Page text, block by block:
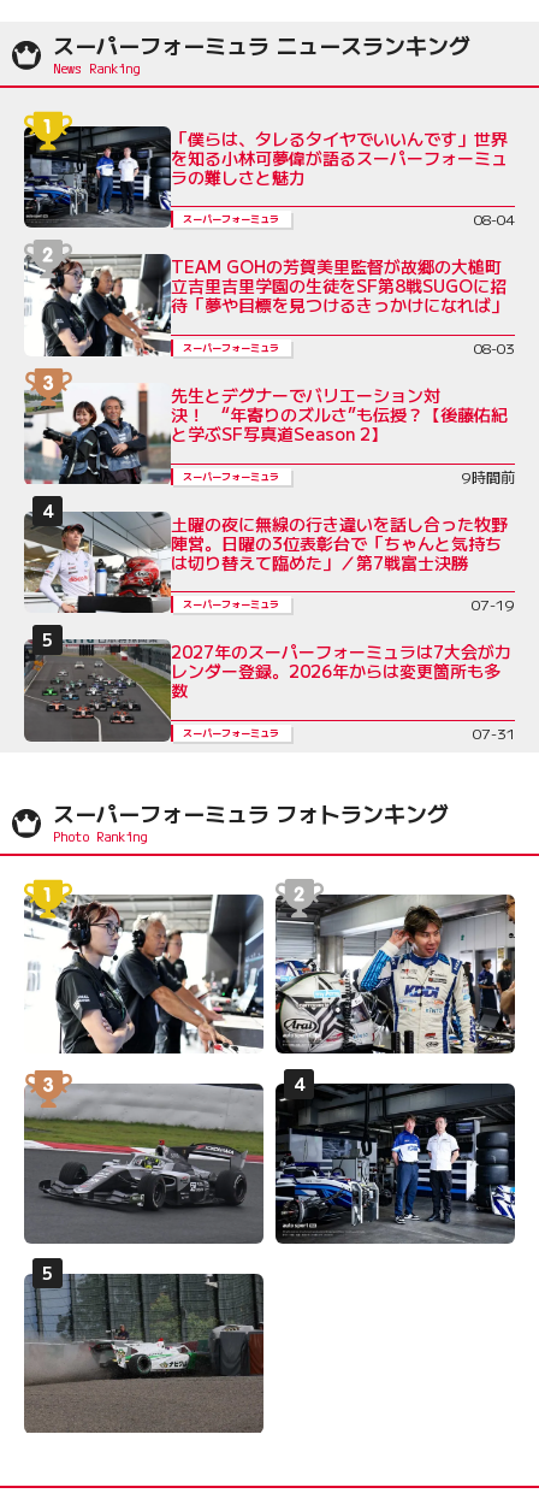
スーパーフォーミュラ ニュースランキング
「僕らは、タレるタイヤでいいんです」世界
を知る小林可夢偉が語るスーパーフォーミュ
ラの難しさと魅力
スーパーフォーミュラ 08-04
TEAM GOHの芳賀美里監督が故郷の大槌町
立吉里吉里学園の生徒をSF第8戦SUGOに招
待「夢や目標を見つけるきっかけになれば」
スーパーフォーミュラ 08-03
先生とデグナーでバリエーション対
決！ “年寄りのズルさ”も伝授？【後藤佑紀
と学ぶSF写真道Season 2】
スーパーフォーミュラ 9時間前
土曜の夜に無線の行き違いを話し合った牧野
陣営。日曜の3位表彰台で「ちゃんと気持ち
は切り替えて臨めた」／第7戦富士決勝
スーパーフォーミュラ 07-19
2027年のスーパーフォーミュラは7大会がカ
レンダー登録。2026年からは変更箇所も多
数
スーパーフォーミュラ 07-31
スーパーフォーミュラ フォトランキング